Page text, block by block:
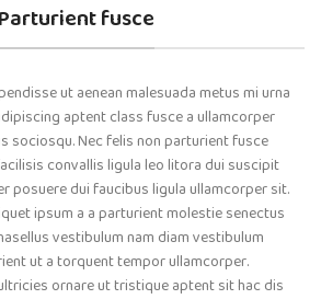
Parturient fusce
ut aenean malesuada metus mi urna
aptent class fusce a ullamcorper
sociosqu. Nec felis non parturient fusce
convallis ligula leo litora dui suscipit
posuere dui faucibus ligula ullamcorper sit.
ipsum a a parturient molestie senectus
vestibulum nam diam vestibulum
ut a torquent tempor ullamcorper.
ornare ut tristique aptent sit hac dis